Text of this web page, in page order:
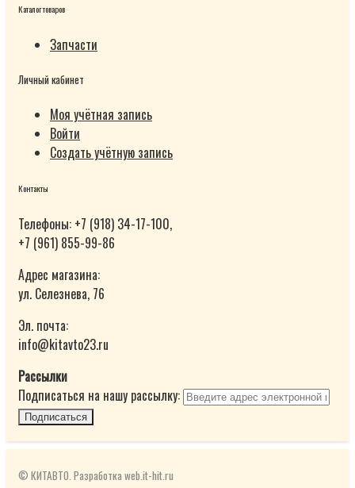
Каталог товаров
Запчасти
Личный кабинет
Моя учётная запись
Войти
Создать учётную запись
Контакты
Телефоны: +7 (918) 34-17-100,
+7 (961) 855-99-86
Адрес магазина:
ул. Селезнева, 76
Эл. почта:
info@kitavto23.ru
Рассылки
Подписаться на нашу рассылку:
Подписаться
© КИТАВТО. Разработка web.it-hit.ru